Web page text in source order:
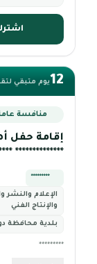
12يوم متبقي
منافسة
إقامة حفل
************** **
*********
الإعلام والنشر
والإنتاج الفني
بلدية محافظة
*********